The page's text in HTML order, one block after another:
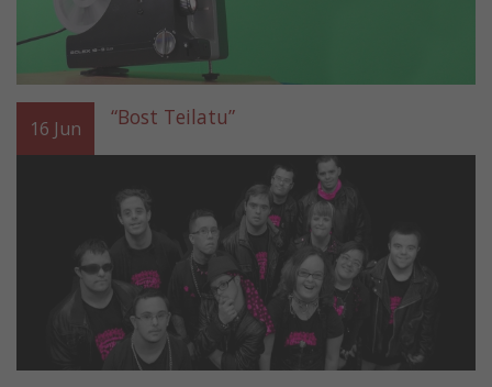
16 Jun “Bost Teilatu”